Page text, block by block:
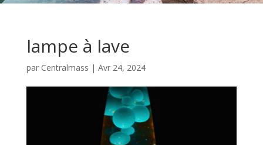
lampe à lave
par Centralmass | Avr 24, 2024